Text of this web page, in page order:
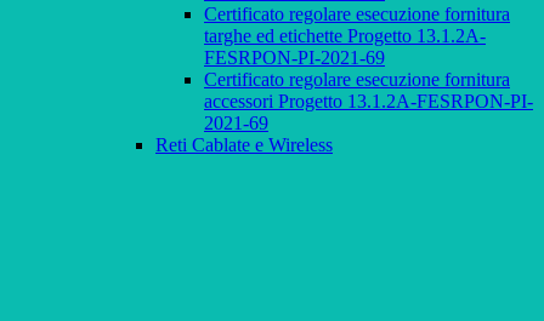
Certificato regolare esecuzione fornitura
targhe ed etichette Progetto 13.1.2A-
FESRPON-PI-2021-69
Certificato regolare esecuzione fornitura
accessori Progetto 13.1.2A-FESRPON-PI-
2021-69
Reti Cablate e Wireless